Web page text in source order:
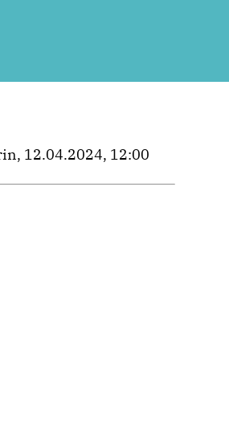
12.04.2024, 12:00